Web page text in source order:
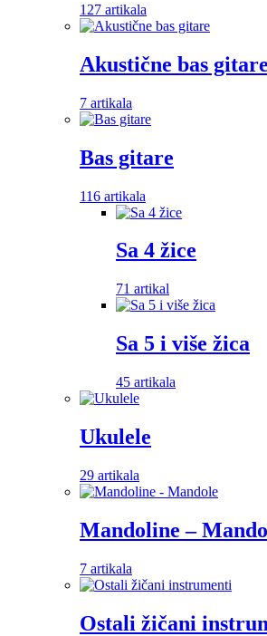
127 artikala
Akustične bas gitare
7 artikala
Bas gitare
116 artikala
Sa 4 žice
71 artikal
Sa 5 i više žica
45 artikala
Ukulele
29 artikala
Mandoline –
7 artikala
Ostali žičani